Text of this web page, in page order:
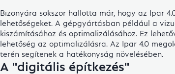
Bizonyára sokszor hallotta már, hogy az Ipar
lehetőségeket. A gépgyártásban például a
kiszámításához és optimalizálásához. Ez
lehetőség az optimalizálásra. Az Ipar 4.0
terén segítenek a hatékonyság növelésében.
A "digitális építkezés"